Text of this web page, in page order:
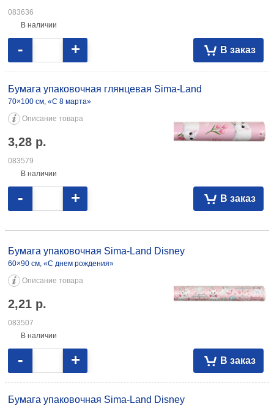
083636
В наличии
В заказ
- +
Бумага упаковочная глянцевая Sima-Land
70×100 см, «С 8 марта»
Описание товара
3,28 р.
083579
В наличии
В заказ
- +
2,21 083507 70×100 см, «Коты-аристократы» 1,80 083613
Бумага упаковочная Sima-Land Disney
60×90 см, «С днем рождения»
Описание товара
2,21 р.
083507
В наличии
В заказ
- +
Бумага упаковочная Sima-Land Disney